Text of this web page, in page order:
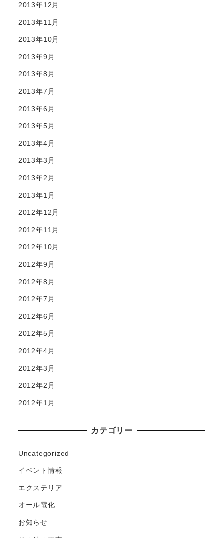
2013年12月
2013年11月
2013年10月
2013年9月
2013年8月
2013年7月
2013年6月
2013年5月
2013年4月
2013年3月
2013年2月
2013年1月
2012年12月
2012年11月
2012年10月
2012年9月
2012年8月
2012年7月
2012年6月
2012年5月
2012年4月
2012年3月
2012年2月
2012年1月
カテゴリー
Uncategorized
イベント情報
エクステリア
オール電化
お知らせ